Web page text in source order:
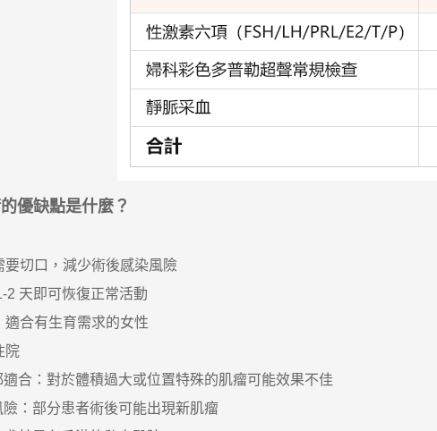
優缺點是什麼？
要切口，減少術後感染風險
2 天即可恢復正常活動
適合有生育需求的女性
院
適合：對於體積過大或位置特殊的肌瘤可能效果不佳
險：部分患者術後可能出現新肌瘤